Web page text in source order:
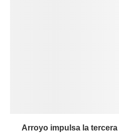
Arroyo impulsa la